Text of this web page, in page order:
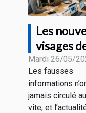
Les
visages
à l'heure
fake
Mardi 26/05/
Les fausses
informations
jamais circulé
vite, et